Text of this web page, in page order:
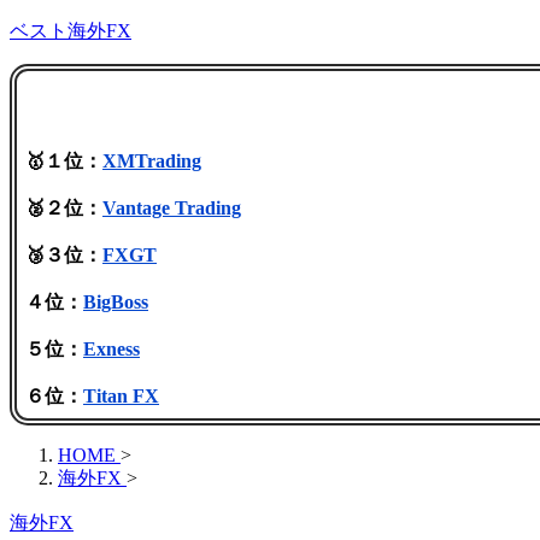
ベスト海外FX
🥇１位： XMTrading
🥈２位： Vantage Trading
🥉３位： FXGT
４位： BigBoss
５位： Exness
６位： Titan FX
HOME >
海外FX >
海外FX